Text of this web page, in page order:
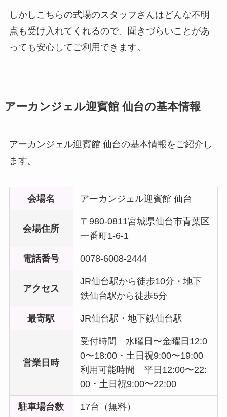
しかしこちらの式場のスタッフさんはどんな不明
点も受け入れてくれるので、聞きづらいことがあ
っても安心してご利用できます。
アーカンジェル迎賓館 仙台の基本情報
アーカンジェル迎賓館 仙台の基本情報をご紹介し
ます。
会場名 アーカンジェル迎賓館 仙台
会場住所
〒980-0811宮城県仙台市青葉区
一番町1-6-1
電話番号 0078-6008-2444
アクセス
JR仙台駅から徒歩10分・地下
鉄仙台駅から徒歩5分
最寄駅 JR仙台駅・地下鉄仙台駅
営業日時
受付時間 水曜日〜金曜日12:0
0〜18:00・土日祝9:00〜19:00
利用可能時間 平日12:00〜22:
00・土日祝9:00〜22:00
駐車場台数 17台（無料）